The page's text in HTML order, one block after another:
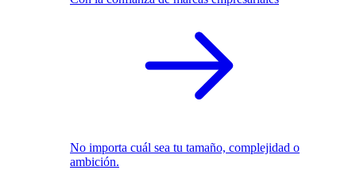
No importa cuál sea tu tamaño, complejidad o
ambición.